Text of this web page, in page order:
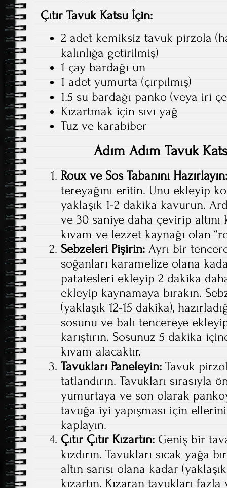
Çıtır Tavuk Katsu İçin:
2 adet kemiksiz tavuk pirzola
kalınlığa getirilmiş)
1 çay bardağı un
1 adet yumurta (çırpılmış)
1.5 su bardağı panko (veya iri
Kızartmak için sıvı yağ
Tuz ve karabiber
Adım Adım Tavuk
Roux ve Sos Tabanını Hazırlayın:
tereyağını eritin. Unu ekleyip
yaklaşık 1-2 dakika kavurun.
ve 30 saniye daha çevirip altını
kıvam ve lezzet kaynağı olan
Sebzeleri Pişirin: Ayrı bir
soğanları karamelize olana
patatesleri ekleyip 2 dakika
ekleyip kaynamaya bırakın.
(yaklaşık 12-15 dakika),
sosunu ve balı tencereye ekleyip
karıştırın. Sosunuz 5 dakika
kıvam alacaktır.
Tavukları Paneleyin: Tavuk
tatlandırın. Tavukları sırasıyla
yumurtaya ve son olarak
tavuğa iyi yapışması için
kaplayın.
Çıtır Çıtır Kızartın: Geniş bir
kızdırın. Tavukları sıcak yağa
altın sarısı olana kadar
kızartın. Kızaran tavukları